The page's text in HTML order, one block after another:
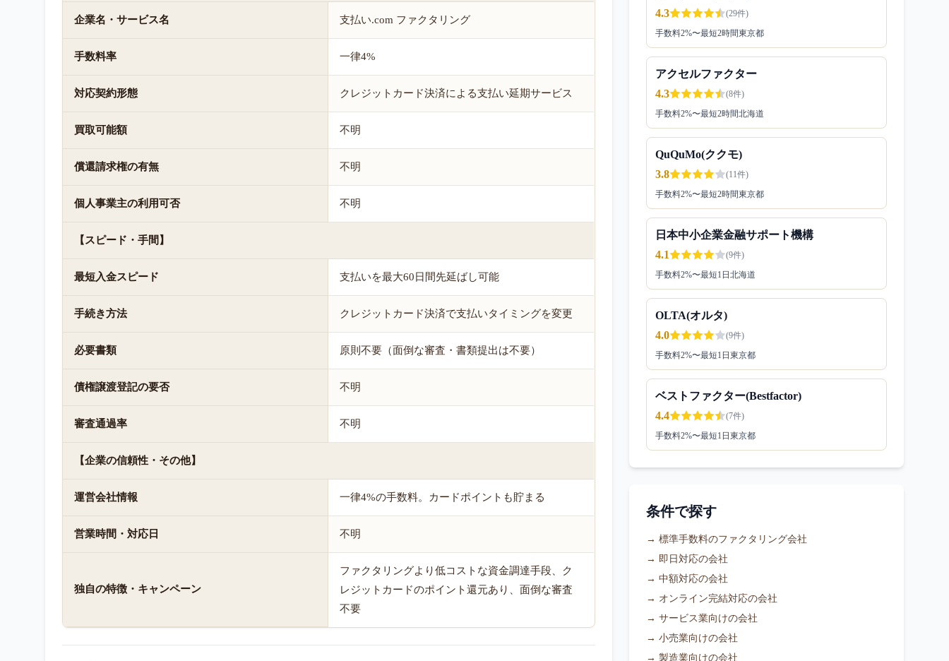
企業名・サービス名 支払い.com ファクタリング
手数料率 一律4%
対応契約形態 クレジットカード決済による支払い延期サービス
買取可能額 不明
償還請求権の有無 不明
個人事業主の利用可否 不明
【スピード・手間】
最短入金スピード 支払いを最大60日間先延ばし可能
手続き方法 クレジットカード決済で支払いタイミングを変更
必要書類 原則不要（面倒な審査・書類提出は不要）
債権譲渡登記の要否 不明
審査通過率 不明
【企業の信頼性・その他】
運営会社情報 一律4%の手数料。カードポイントも貯まる
営業時間・対応日 不明
独自の特徴・キャンペーン
ファクタリングより低コストな資金調達手段、ク
レジットカードのポイント還元あり、面倒な審査
不要
4.3
(29件)
手数料2%〜最短2時間東京都
アクセルファクター
4.3
(8件)
手数料2%〜最短2時間北海道
QuQuMo(ククモ)
3.8
(11件)
手数料2%〜最短2時間東京都
日本中小企業金融サポート機構
4.1
(9件)
手数料2%〜最短1日 北海道
OLTA(オルタ)
4.0
(9件)
手数料2%〜最短1日 東京都
ベストファクター(Bestfactor)
4.4
(7件)
手数料2%〜最短1日 東京都
条件で探す
→ 標準手数料のファクタリング会社
→ 即日対応の会社
→ 中額対応の会社
→ オンライン完結対応の会社
→ サービス業向けの会社
→ 小売業向けの会社
→ 製造業向けの会社